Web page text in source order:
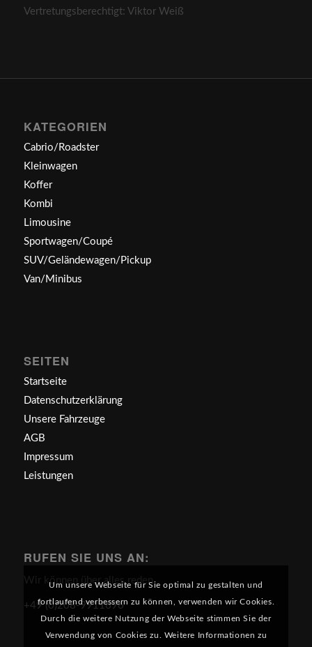
Vertretungsberechtigt: Viktor Weiß
KATEGORIEN
Cabrio/Roadster
Kleinwagen
Koffer
Kombi
Limousine
Sportwagen/Coupé
SUV/Geländewagen/Pickup
Van/Minibus
SEITEN
Startseite
Datenschutzerklärung
Unsere Fahrzeuge
AGB
Impressum
Leistungen
RUFEN SIE UNS AN:
Wir können über alles reden.
+49 (0)208-9911696
Um unsere Webseite für Sie optimal zu gestalten und
fortlaufend verbessern zu können, verwenden wir Cookies.
Durch die weitere Nutzung der Webseite stimmen Sie der
Verwendung von Cookies zu. Weitere Informationen zu